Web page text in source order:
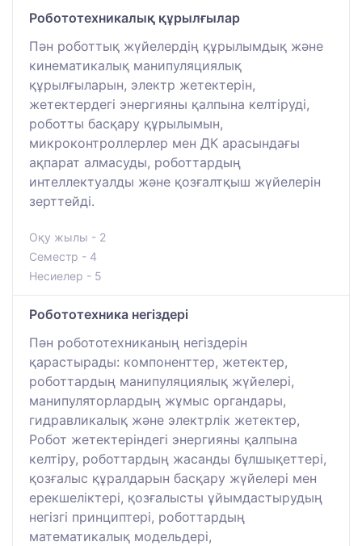
Робототехникалық құрылғылар
Пән роботтық жүйелердің құрылымдық және
кинематикалық манипуляциялық
құрылғыларын, электр жетектерін,
жетектердегі энергияны қалпына келтіруді,
роботты басқару құрылымын,
микроконтроллерлер мен ДК арасындағы
ақпарат алмасуды, роботтардың
интеллектуалды және қозғалтқыш жүйелерін
зерттейді.
Оқу жылы - 2
Семестр - 4
Несиелер - 5
Робототехника негіздері
Пән робототехниканың негіздерін
қарастырады: компоненттер, жетектер,
роботтардың манипуляциялық жүйелері,
манипуляторлардың жұмыс органдары,
гидравликалық және электрлік жетектер,
Робот жетектеріндегі энергияны қалпына
келтіру, роботтардың жасанды бұлшықеттері,
қозғалыс құралдарын басқару жүйелері мен
ерекшеліктері, қозғалысты ұйымдастырудың
негізгі принциптері, роботтардың
математикалық модельдері,